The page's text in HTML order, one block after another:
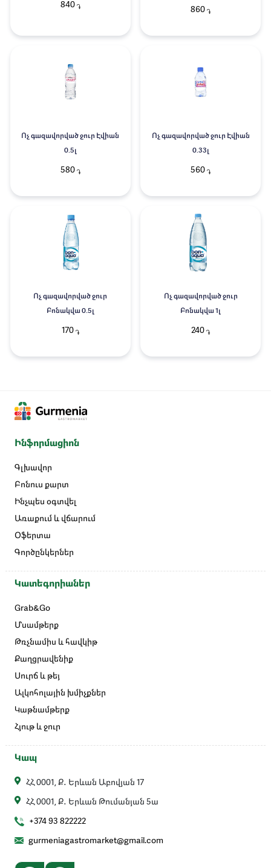
840֏ 860 ֏
Ոչ գազավորված ջուր Էվիան
0.5լ
580֏
Ոչ գազավորված ջուր Էվիան
0.33լ
560 ֏
Ոչ գազավորված ջուր
Բոնակվա 0.5լ
170֏
Ոչ գազավորված ջուր
Բոնակվա 1լ
240 ֏
Ինֆորմացիոն
Գլխավոր
Բոնուս քարտ
Ինչպես օգտվել
Առաքում և վճարում
Օֆերտա
Գործընկերներ
Կատեգորիաներ
Grab&Go
Մսամթերք
Թռչնամիս և հավկիթ
Քաղցրավենիք
Սուրճ և թեյ
Ալկոհոլային խմիչքներ
Կաթնամթերք
Հյութ և ջուր
Կապ
ՀՀ 0001, Ք․ Երևան Աբովյան 17
ՀՀ 0001, Ք․ Երևան Թումանյան 5ա
+374 93 822222
gurmeniagastromarket@gmail.com